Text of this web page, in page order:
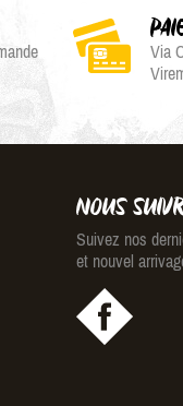
Via
NOUS
Suivez nos
et nouvel